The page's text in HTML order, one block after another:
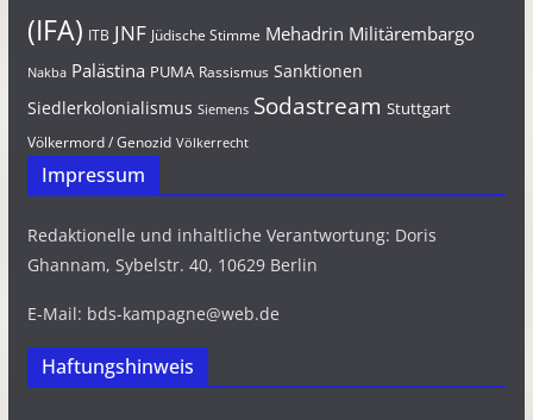
(IFA) ITB JNF Jüdische Stimme Mehadrin Militärembargo
Nakba Palästina PUMA Rassismus Sanktionen
Siedlerkolonialismus Siemens Sodastream Stuttgart
Völkermord / Genozid Völkerrecht
Impressum
Redaktionelle und inhaltliche Verantwortung: Doris
Ghannam, Sybelstr. 40, 10629 Berlin
E-Mail: bds-kampagne@web.de
Haftungshinweis